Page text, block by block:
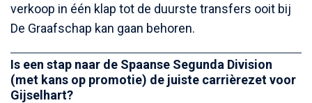
verkoop in één klap tot de duurste transfers ooit bij
De Graafschap kan gaan behoren.
Is een stap naar de Spaanse Segunda Division
(met kans op promotie) de juiste carrièrezet voor
Gijselhart?